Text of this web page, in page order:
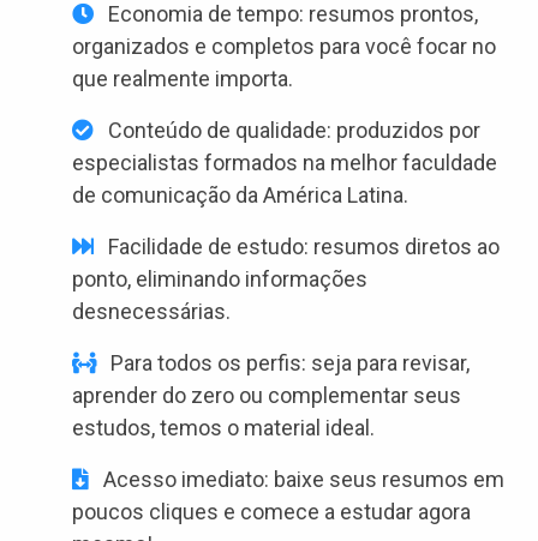
Economia de tempo: resumos prontos,
organizados e completos para você focar no
que realmente importa.
Conteúdo de qualidade: produzidos por
especialistas formados na melhor faculdade
de comunicação da América Latina.
Facilidade de estudo: resumos diretos ao
ponto, eliminando informações
desnecessárias.
Para todos os perfis: seja para revisar,
aprender do zero ou complementar seus
estudos, temos o material ideal.
Acesso imediato: baixe seus resumos em
poucos cliques e comece a estudar agora